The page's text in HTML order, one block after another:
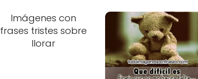
Imágenes con
frases tristes sobre
llorar